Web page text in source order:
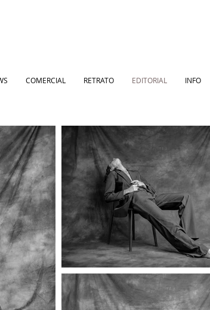
COMERCIAL RETRATO EDITORIAL INFO